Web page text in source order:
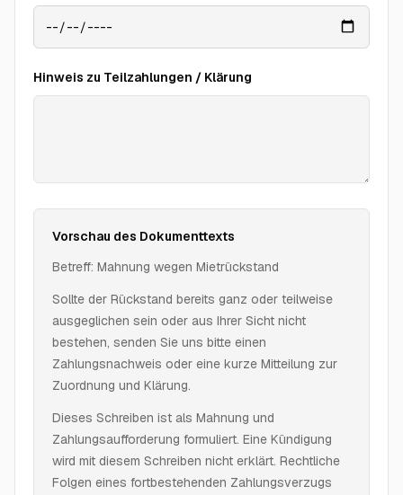
Hinweis zu Teilzahlungen / Klärung
Vorschau des Dokumenttexts
Betreff: Mahnung wegen Mietrückstand
Sollte der Rückstand bereits ganz oder teilweise
ausgeglichen sein oder aus Ihrer Sicht nicht
bestehen, senden Sie uns bitte einen
Zahlungsnachweis oder eine kurze Mitteilung zur
Zuordnung und Klärung.
Dieses Schreiben ist als Mahnung und
Zahlungsaufforderung formuliert. Eine Kündigung
wird mit diesem Schreiben nicht erklärt. Rechtliche
Folgen eines fortbestehenden Zahlungsverzugs